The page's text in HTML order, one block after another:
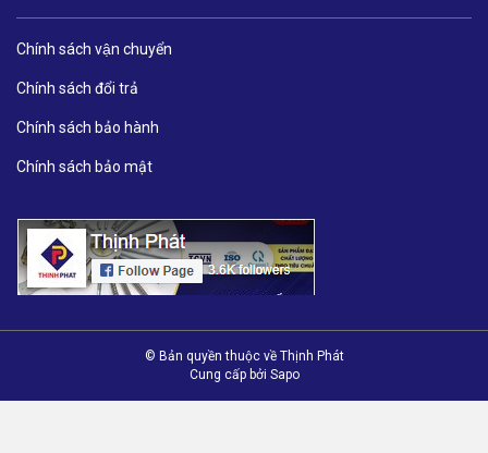
Chính sách vận chuyển
Chính sách đổi trả
Chính sách bảo hành
Chính sách bảo mật
© Bản quyền thuộc về Thịnh Phát
Cung cấp bởi Sapo